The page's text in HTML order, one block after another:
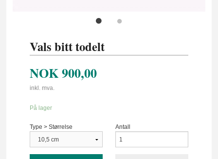
Vals bitt todelt
NOK900,00
inkl. mva.
På lager
Type > Størrelse Antall